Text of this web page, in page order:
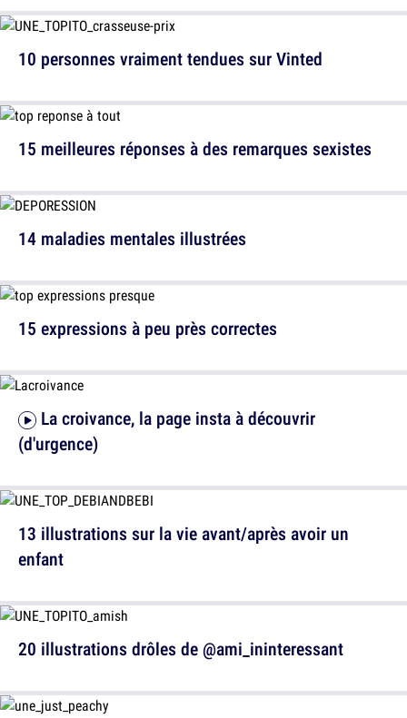
10 personnes vraiment tendues sur Vinted
14 maladies mentales illustrées
(d'urgence)
20 illustrations drôles de @ami_ininteressant
15 meilleures réponses à des remarques sexistes
15 expressions à peu près correctes
13 illustrations sur la vie avant/après avoir un
enfant